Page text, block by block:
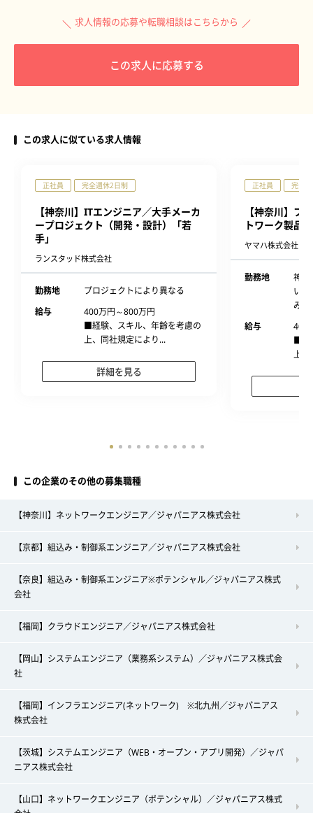
求人情報の応募や転職相談はこちらから
この求人に応募する
この求人に似ている求人情報
正社員 完全週休2日制
【神奈川】ITエンジニア／大手メーカ
ープロジェクト（開発・設計）「若
手」
ランスタッド株式会社
勤務地
プロジェクトにより異なる
給与
400万円～800万円
■経験、スキル、年齢を考慮の
上、同社規定により...
詳細を見る
正社員 完全
【神奈川】フ
トワーク製品）
ヤマハ株式会社
勤務地
神奈
い4
みら
給与
400
■経
上、
この企業のその他の募集職種
【神奈川】ネットワークエンジニア／ジャパニアス株式会社
【京都】組込み・制御系エンジニア／ジャパニアス株式会社
【奈良】組込み・制御系エンジニア※ポテンシャル／ジャパニアス株式
会社
【福岡】クラウドエンジニア／ジャパニアス株式会社
【岡山】システムエンジニア（業務系システム）／ジャパニアス株式会
社
【福岡】インフラエンジニア(ネットワーク) ※北九州／ジャパニアス
株式会社
【茨城】システムエンジニア（WEB・オープン・アプリ開発）／ジャパ
ニアス株式会社
【山口】ネットワークエンジニア（ポテンシャル）／ジャパニアス株式